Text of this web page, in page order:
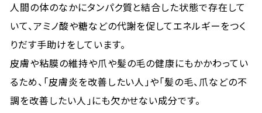
人間の体のなかにタンパク質と結合した状態で存在して
いて、アミノ酸や糖などの代謝を促してエネルギーをつく
りだす手助けをしています。
皮膚や粘膜の維持や爪や髪の毛の健康にもかかわってい
るため、「皮膚炎を改善したい人」や「髪の毛、爪などの不
調を改善したい人」にも欠かせない成分です。